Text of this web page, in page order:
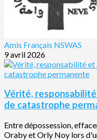
Amis Français NSWAS
9 avril 2026
Vérité,
de catastrophe
Entre dépossession,
Oraby et Orly Noy lors